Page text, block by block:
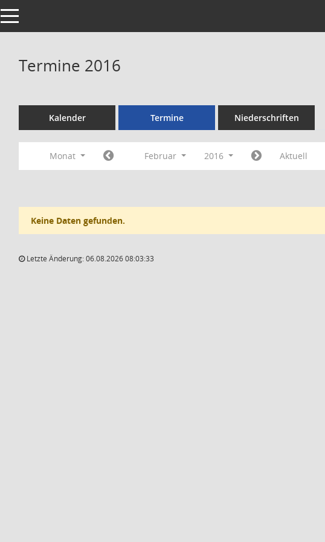
Toggle navigation
Termine 2016
Kalender Termine Niederschriften
Monat Februar 2016 Aktuell
Keine Daten gefunden.
Letzte Änderung: 06.08.2026 08:03:33